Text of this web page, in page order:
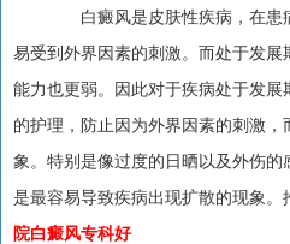
白癜风是皮肤性疾病，在患
易受到外界因素的刺激。而处于发
能力也更弱。因此对于疾病处于发
的护理，防止因为外界因素的刺激
象。特别是像过度的日晒以及外伤
是最容易导致疾病出现扩散的现象。
院白癜风专科好